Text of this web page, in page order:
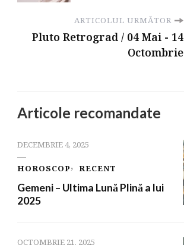
ARTICOLUL URMĂTOR
Pluto Retrograd / 04 Mai - 14
Octombrie
Articole recomandate
DECEMBRIE 4, 2025
HOROSCOP RECENT
Gemeni – Ultima Lună Plină a lui
2025
OCTOMBRIE 21, 2025